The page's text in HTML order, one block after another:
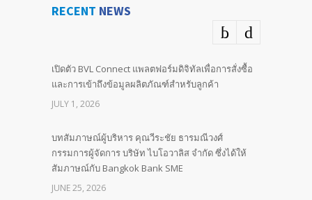
RECENT NEWS
เปิดตัว BVL Connect แพลตฟอร์มดิจิทัลเพื่อการสั่งซื้อ
และการเข้าถึงข้อมูลผลิตภัณฑ์สำหรับลูกค้า
JULY 1, 2026
บทสัมภาษณ์ผู้บริหาร คุณวีระชัย ธารมณีวงศ์
กรรมการผู้จัดการ บริษัท ไบโอวาลิส จำกัด ซึ่งได้ให้
สัมภาษณ์กับ Bangkok Bank SME
JUNE 25, 2026